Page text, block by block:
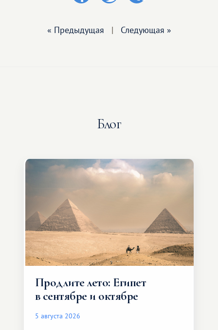
« Предыдущая | Следующая »
Блог
Продлите лето: Египет
в сентябре и октябре
5 августа 2026